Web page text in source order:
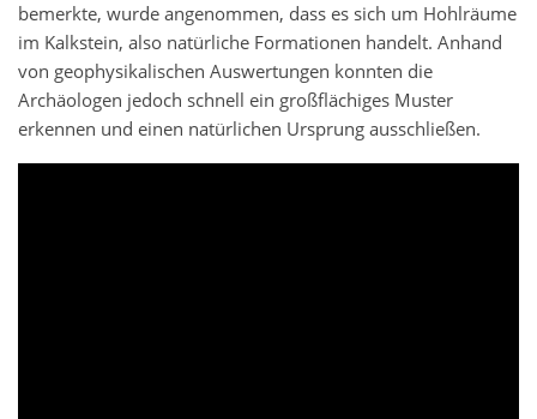
bemerkte, wurde angenommen, dass es sich um Hohlräume
im Kalkstein, also natürliche Formationen handelt. Anhand
von geophysikalischen Auswertungen konnten die
Archäologen jedoch schnell ein großflächiges Muster
erkennen und einen natürlichen Ursprung ausschließen.